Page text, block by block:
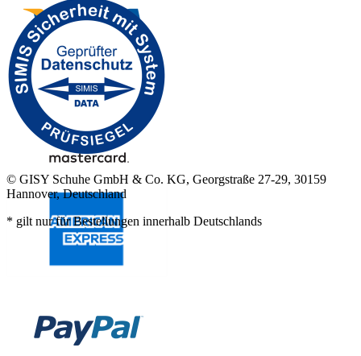
© GISY Schuhe GmbH & Co. KG, Georgstraße 27-29, 30159
Hannover, Deutschland
* gilt nur für Bestellungen innerhalb Deutschlands